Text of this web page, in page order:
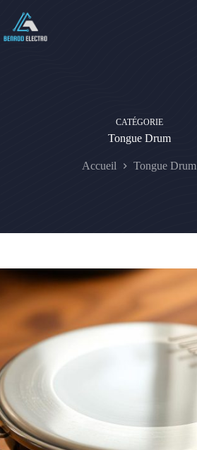
contenu
CATÉGORIE
Tongue Drum
Accueil Tongue Drum